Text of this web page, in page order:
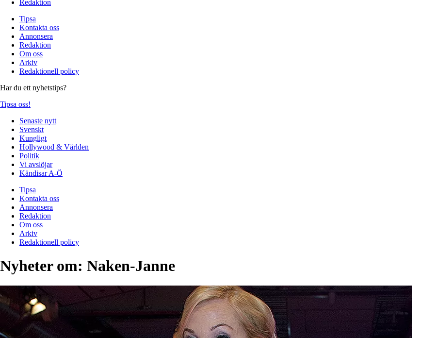
Redaktion
Tipsa
Kontakta oss
Annonsera
Redaktion
Om oss
Arkiv
Redaktionell policy
Har du ett nyhetstips?
Tipsa oss!
Senaste nytt
Svenskt
Kungligt
Hollywood & Världen
Politik
Vi avslöjar
Kändisar A-Ö
Tipsa
Kontakta oss
Annonsera
Redaktion
Om oss
Arkiv
Redaktionell policy
Nyheter om: Naken-Janne